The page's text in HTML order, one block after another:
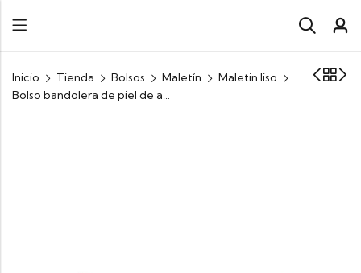
Inicio Tienda Bolsos Maletín
Maletin liso
Bolso bandolera de piel de ante marrón diseño Italiano, espacioso y funcional Will